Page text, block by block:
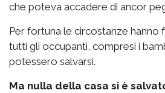
che poteva accadere di ancor
Per fortuna le circostanze hanno
tutti gli occupanti, compresi i
potessero salvarsi.
Ma nulla della casa si è